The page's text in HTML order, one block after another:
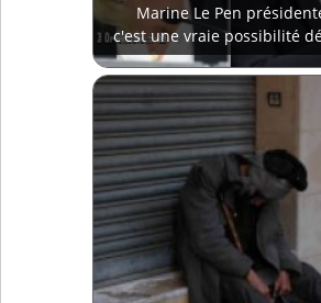
Marine Le Pen
c'est une vraie possibilité